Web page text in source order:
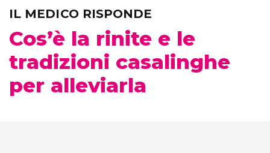
IL MEDICO RISPONDE
Cos’è la rinite e le
tradizioni casalinghe
per alleviarla